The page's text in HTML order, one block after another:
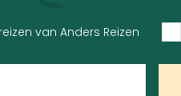
van Anders Reizen